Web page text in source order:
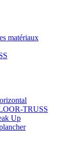
matériaux
TRUSS
Up